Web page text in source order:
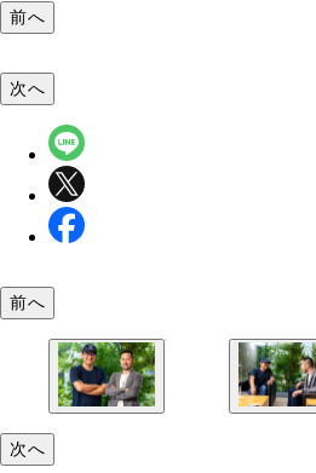
前へ
次へ
前へ
次へ